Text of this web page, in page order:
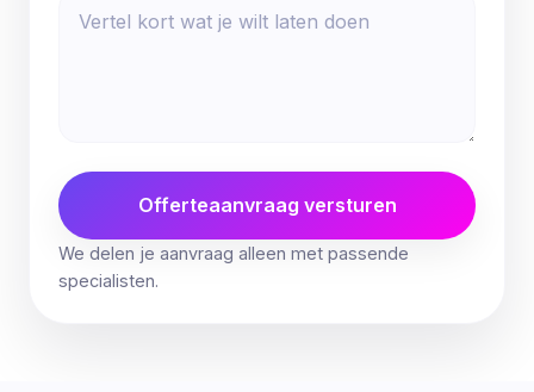
Offerteaanvraag versturen
We delen je aanvraag alleen met passende
specialisten.